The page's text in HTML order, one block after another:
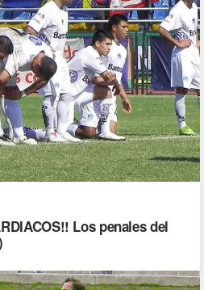
Los penales del